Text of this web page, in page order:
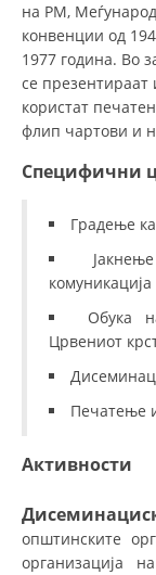
на РМ,
конвенции од
1977 година. Во
се презентираат
користат
флип чартови и
Специфични
Градење
комуникација
Обука
Црвениот
Печатење
Активности
општинските
организација